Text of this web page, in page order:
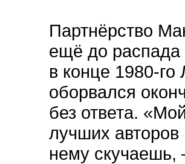
Партнёрство
ещё до распада
в конце 1980-го
оборвался
без ответа.
лучших авторов
нему